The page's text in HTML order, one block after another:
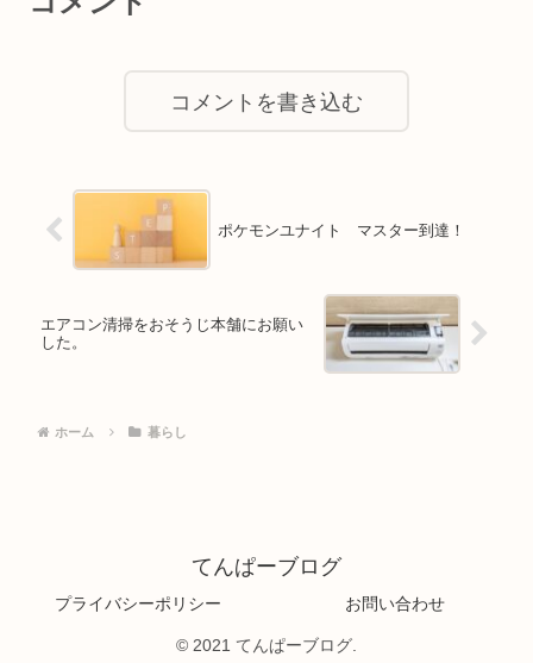
コメントを書き込む
ポケモンユナイト マスター到達！
エアコン清掃をおそうじ本舗にお願い
した。
ホーム 暮らし
てんぱーブログ
プライバシーポリシー お問い合わせ
© 2021 てんぱーブログ.